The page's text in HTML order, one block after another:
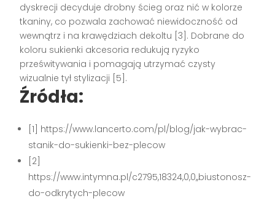
dyskrecji decyduje drobny ścieg oraz nić w kolorze
tkaniny, co pozwala zachować niewidoczność od
wewnątrz i na krawędziach dekoltu [3]. Dobrane do
koloru sukienki akcesoria redukują ryzyko
prześwitywania i pomagają utrzymać czysty
wizualnie tył stylizacji [5].
Źródła:
[1] https://www.lancerto.com/pl/blog/jak-wybrac-
stanik-do-sukienki-bez-plecow
[2]
https://www.intymna.pl/c2795,18324,0,0,,biustonosz-
do-odkrytych-plecow